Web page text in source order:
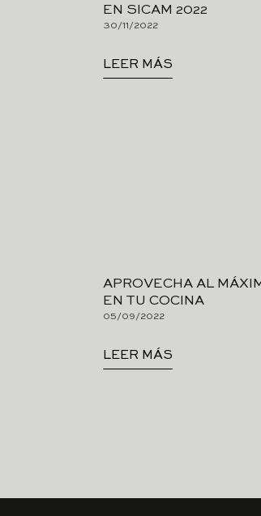
EN SICAM 2022
30/11/2022
LEER MÁS
APROVECHA AL
EN TU COCINA
05/09/2022
LEER MÁS